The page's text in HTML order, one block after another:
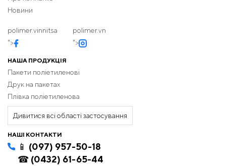
Новини
polimer.vinnitsa
">
polimer.vn
">
НАША ПРОДУКЦІЯ
Пакети поліетиленові
Друк на пакетах
Плівка поліетиленова
Дивитися всі області застосування
НАШІ КОНТАКТИ
📱 (097) 957-50-18
☎ (0432) 61-65-44